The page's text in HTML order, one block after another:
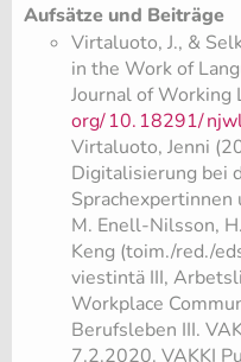
Aufsätze und Beiträge
Virtaluoto, J., &
in the Work of
Journal of Working
org/10. 18291/
Virtaluoto, Jenni
Digitalisierung bei
Sprachexpertinnen
M. Enell-Nilsson,
Keng (toim./red./
viestintä III,
Workplace
Berufsleben III.
7.2.2020. VAKKI